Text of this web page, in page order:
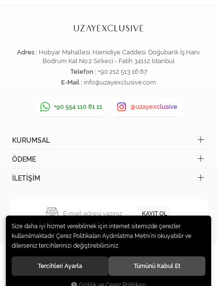
Adres : Hobyar Mahallesi. Hamidiye Caddesi. Doğubank İş Hanı.
Bodrum Kat No:2 Sirkeci - Fatih 34112 İstanbul
Telefon : +90 212 513 16 67
E-Mail : info@uzayexclusive.com
+90 554 110 81 11 @uzayexclusive
KURUMSAL
ÖDEME
İLETİŞİM
KAYIT OL
© 2019 Uzay Exclusive Tüm hakları saklıdır.
Size daha iyi hizmet verebilmek için internet sitemizde çerezler
kullanılmaktadır. Çerez Politikaları Aydınlatma Metni’ni okuyabilir ve
dilerseniz tercihlerinizi değiştirebilirsiniz.
Tercihleri Ayarla Tümünü Kabul Et